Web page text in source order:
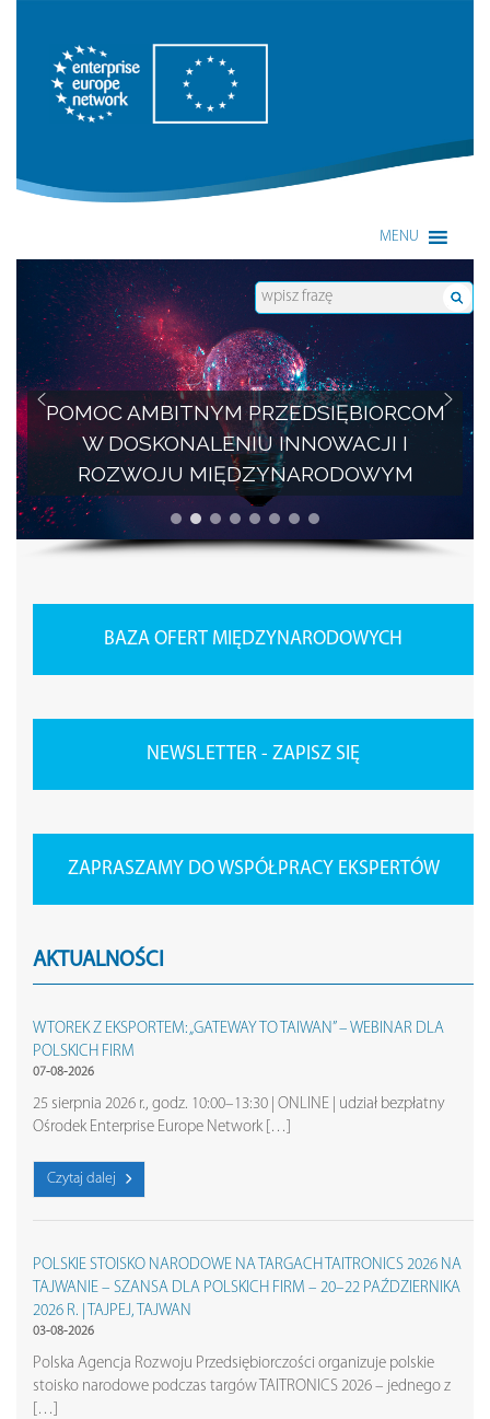
Enterprise Europe Network
MENU
POMOC AMBITNYM PRZEDSIĘBIORCOM
W DOSKONALENIU INNOWACJI I
ROZWOJU MIĘDZYNARODOWYM
BAZA OFERT MIĘDZYNARODOWYCH
NEWSLETTER - ZAPISZ SIĘ
ZAPRASZAMY DO WSPÓŁPRACY EKSPERTÓW
AKTUALNOŚCI
WTOREK Z EKSPORTEM: „GATEWAY TO TAIWAN” – WEBINAR DLA
POLSKICH FIRM
07-08-2026
25 sierpnia 2026 r., godz. 10:00–13:30 | ONLINE | udział bezpłatny
Ośrodek Enterprise Europe Network […]
Czytaj dalej
POLSKIE STOISKO NARODOWE NA TARGACH TAITRONICS 2026 NA
TAJWANIE – SZANSA DLA POLSKICH FIRM – 20–22 PAŹDZIERNIKA
2026 R. | TAJPEJ, TAJWAN
03-08-2026
Polska Agencja Rozwoju Przedsiębiorczości organizuje polskie
stoisko narodowe podczas targów TAITRONICS 2026 – jednego z
[…]